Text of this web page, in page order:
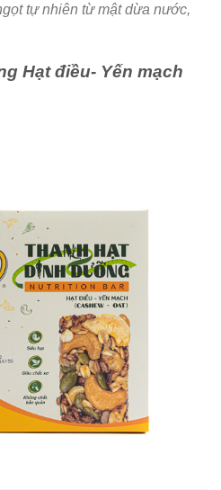
tự nhiên từ mật dừa nước,
Hạt điều- Yến mạch